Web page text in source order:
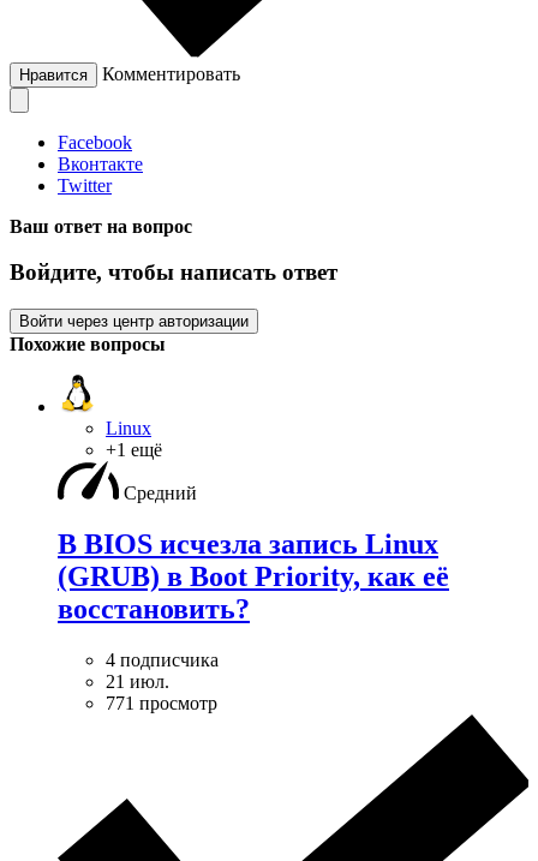
Нравится Комментировать
Facebook
Вконтакте
Twitter
Ваш ответ на вопрос
Войдите, чтобы написать ответ
Войти через центр авторизации
Похожие вопросы
Linux
+1 ещё
Средний
В BIOS исчезла запись Linux
(GRUB) в Boot Priority, как её
восстановить?
4 подписчика
21 июл.
771 просмотр